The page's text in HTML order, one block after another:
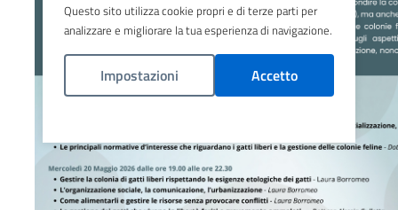
Questo sito utilizza cookie propri e di terze parti per
analizzare e migliorare la tua esperienza di navigazione.
Impostazioni Accetto